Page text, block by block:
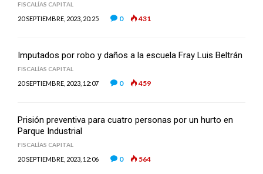
FISCALÍAS CAPITAL
20 SEPTIEMBRE, 2023, 20:25 0 431
Imputados por robo y daños a la escuela Fray Luis Beltrán
FISCALÍAS CAPITAL
20 SEPTIEMBRE, 2023, 12:07 0 459
Prisión preventiva para cuatro personas por un hurto en
Parque Industrial
FISCALÍAS CAPITAL
20 SEPTIEMBRE, 2023, 12:06 0 564